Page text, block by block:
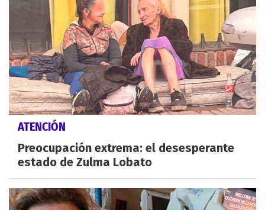
ATENCIÓN
Preocupación extrema: el desesperante
estado de Zulma Lobato